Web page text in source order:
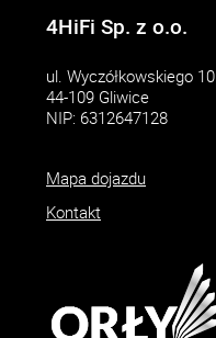
4HiFi Sp. z o.o.
ul. Wyczółkowskiego 10
44-109 Gliwice
NIP: 6312647128
Mapa dojazdu
Kontakt